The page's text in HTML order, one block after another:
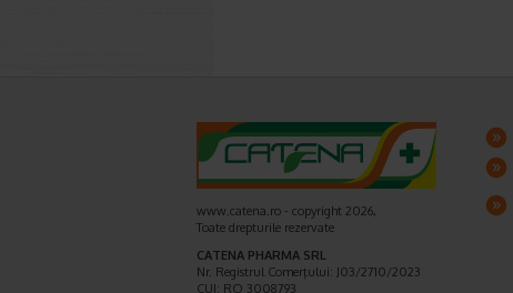
www.catena.ro - copyright 2026,
Toate drepturile rezervate
CATENA PHARMA SRL
Nr. Registrul Comerţului: J03/2710/2023
CUI: RO 3008793